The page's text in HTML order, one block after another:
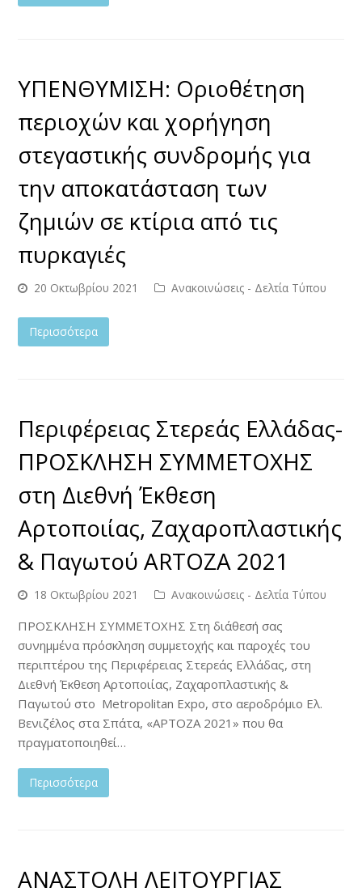
ΥΠΕΝΘΥΜΙΣΗ: Οριοθέτηση
περιοχών και χορήγηση
στεγαστικής συνδρομής για
την αποκατάσταση των
ζημιών σε κτίρια από τις
πυρκαγιές
20 Οκτωβρίου 2021 Ανακοινώσεις - Δελτία Τύπου
Περισσότερα
Περιφέρειας Στερεάς Ελλάδας-
ΠΡΟΣΚΛΗΣΗ ΣΥΜΜΕΤΟΧΗΣ
στη Διεθνή Έκθεση
Αρτοποιίας, Ζαχαροπλαστικής
& Παγωτού ARTOZA 2021
18 Οκτωβρίου 2021 Ανακοινώσεις - Δελτία Τύπου
ΠΡΟΣΚΛΗΣΗ ΣΥΜΜΕΤΟΧΗΣ Στη διάθεσή σας
συνημμένα πρόσκληση συμμετοχής και παροχές του
περιπτέρου της Περιφέρειας Στερεάς Ελλάδας, στη
Διεθνή Έκθεση Αρτοποιίας, Ζαχαροπλαστικής &
Παγωτού στο Metropolitan Expo, στο αεροδρόμιο Ελ.
Βενιζέλος στα Σπάτα, «ΑΡΤΟΖΑ 2021» που θα
πραγματοποιηθεί…
Περισσότερα
ΑΝΑΣΤΟΛΗ ΛΕΙΤΟΥΡΓΙΑΣ